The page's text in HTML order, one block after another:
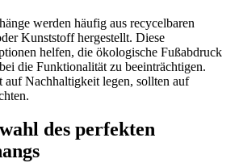
werden häufig aus recycelbaren
Kunststoff hergestellt. Diese
helfen, die ökologische Fußabdruck
die Funktionalität zu beeinträchtigen.
auf Nachhaltigkeit legen, sollten auf
des perfekten